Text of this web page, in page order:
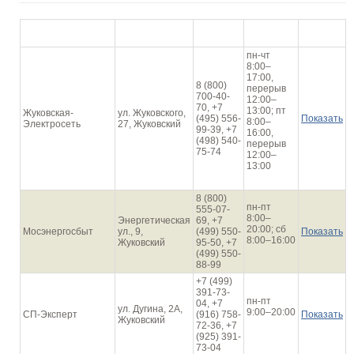
Жуковская-
Электросеть
ул. Жуковского,
27, Жуковский
8 (800)
700-40-
70, +7
(495) 556-
99-39, +7
(498) 540-
75-74
пн-чт
8:00–
17:00,
перерыв
12:00–
13:00; пт
8:00–
16:00,
перерыв
12:00–
13:00
Показать
Мосэнергосбыт
Энергетическая
ул., 9,
Жуковский
8 (800)
555-07-
69, +7
(499) 550-
95-50, +7
(499) 550-
88-99
пн-пт
8:00–
20:00; сб
8:00–16:00
Показать
СП-Эксперт
ул. Дугина, 2А,
Жуковский
+7 (499)
391-73-
04, +7
(916) 758-
72-36, +7
(925) 391-
73-04
пн-пт
9:00–20:00
Показать